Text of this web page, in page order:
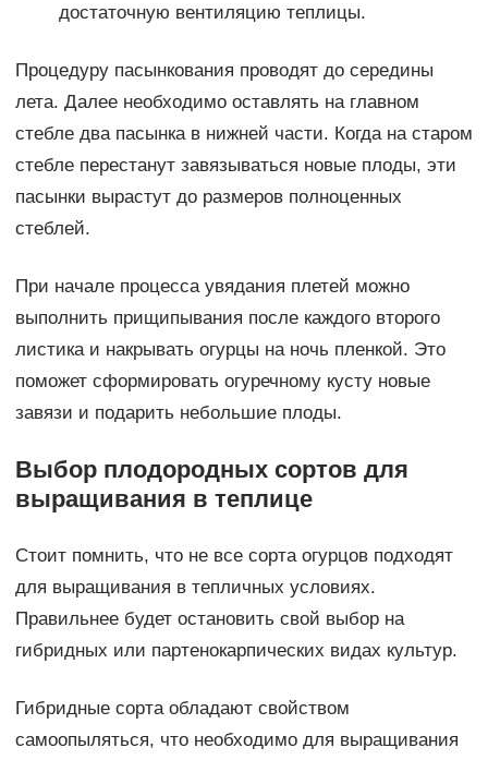
достаточную вентиляцию теплицы.
Процедуру пасынкования проводят до середины
лета. Далее необходимо оставлять на главном
стебле два пасынка в нижней части. Когда на старом
стебле перестанут завязываться новые плоды, эти
пасынки вырастут до размеров полноценных
стеблей.
При начале процесса увядания плетей можно
выполнить прищипывания после каждого второго
листика и накрывать огурцы на ночь пленкой. Это
поможет сформировать огуречному кусту новые
завязи и подарить небольшие плоды.
Выбор плодородных сортов для
выращивания в теплице
Стоит помнить, что не все сорта огурцов подходят
для выращивания в тепличных условиях.
Правильнее будет остановить свой выбор на
гибридных или партенокарпических видах культур.
Гибридные сорта обладают свойством
самоопыляться, что необходимо для выращивания